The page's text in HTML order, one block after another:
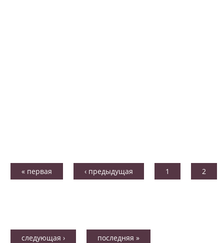
« первая ‹ предыдущая 1 2
следующая › последняя »